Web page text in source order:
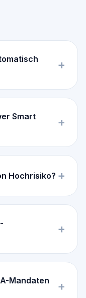
+
Smart
+
Hochrisiko? +
+
Mandaten
+